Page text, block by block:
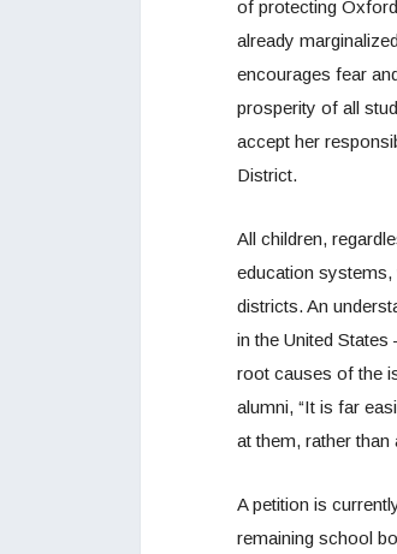
of protecting
already
encourages fear
prosperity of all
accept her
District.
All children,
education
districts. An
in the United
root causes of the
alumni, “It is far
at them, rather than
A petition is
remaining school